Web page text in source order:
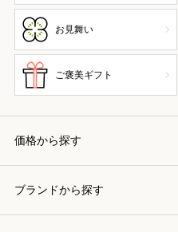
お見舞い
ご褒美ギフト
価格から探す
ブランドから探す